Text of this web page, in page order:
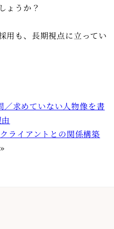
ょうか？
用も、長期視点に立ってい
／求めていない人物像を書
ライアントとの関係構築
»